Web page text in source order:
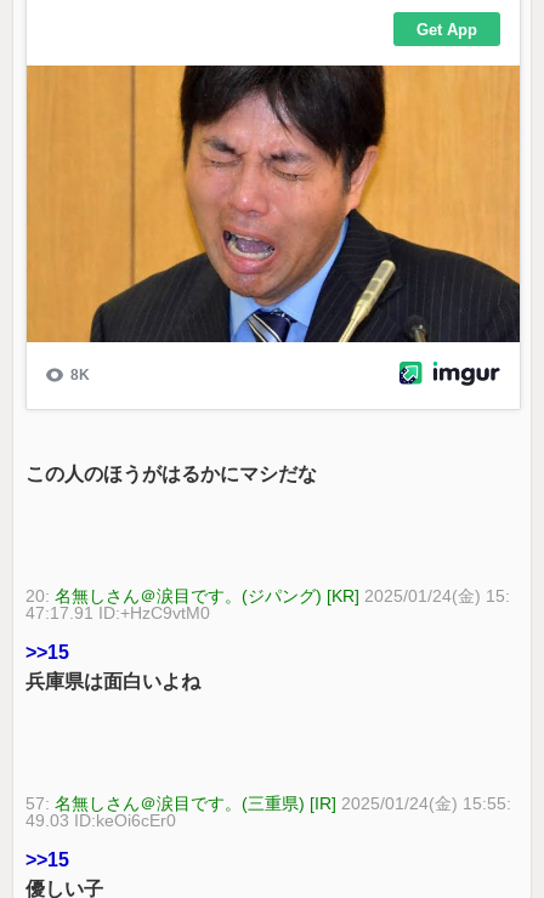
この人のほうがはるかにマシだな
20:名無しさん＠涙目です。(ジパング) [KR] 2025/01/24(金) 15:
47:17.91 ID:+HzC9vtM0
>>15
兵庫県は面白いよね
57:名無しさん＠涙目です。(三重県) [IR] 2025/01/24(金) 15:55:
49.03 ID:keOi6cEr0
>>15
優しい子